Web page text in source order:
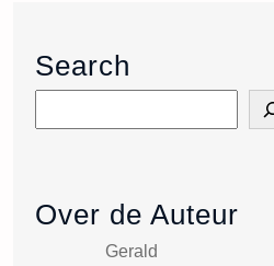
Search
e
c
Over de Auteur
Gerald